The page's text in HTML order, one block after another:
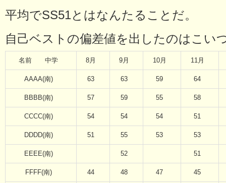
平均でSS51とはなんたることだ。
自己ベストの偏差値を出したのはこい
名前 中学 8月 9月 10月 11月
AAAA(南) 63 63 59 64
BBBB(南) 57 59 55 58
CCCC(南) 54 54 54 51
DDDD(南) 51 55 53 53
EEEE(南) 52 51
FFFF(南) 44 48 47 45